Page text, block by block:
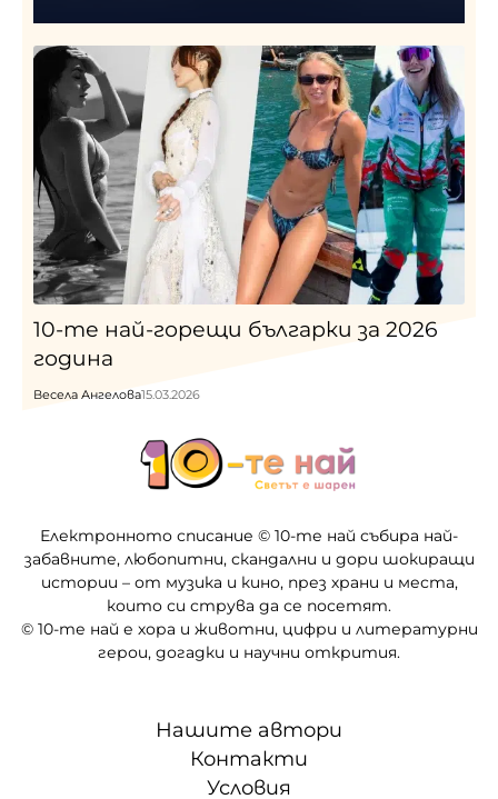
10-те най-горещи българки за 2026
година
Весела Ангелова15.03.2026
Електронното списание © 10-те най събира най-
забавните, любопитни, скандални и дори шокиращи
истории – от музика и кино, през храни и места,
които си струва да се посетят.
© 10-те най е хора и животни, цифри и литературни
герои, догадки и научни открития.
Нашите автори
Контакти
Условия